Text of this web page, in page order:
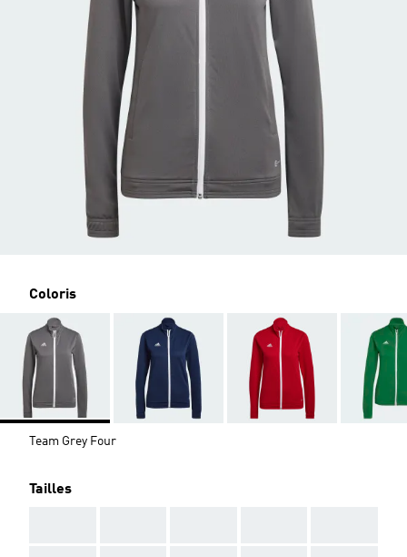
Coloris
Team Grey Four
Tailles